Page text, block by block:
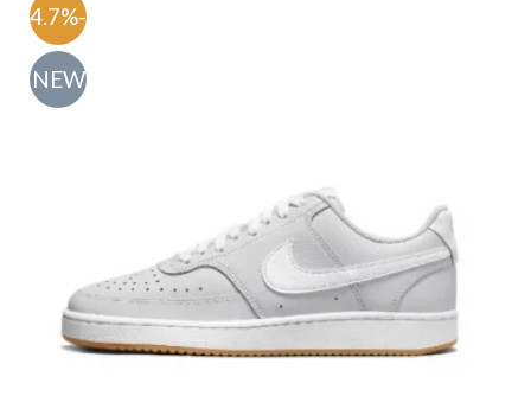
-54.7%
NEW